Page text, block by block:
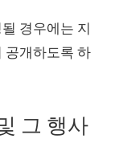
경우에는 지
공개하도록 하
그 행사